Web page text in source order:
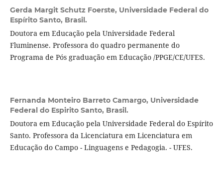
Gerda Margit Schutz Foerste, Universidade Federal do
Espírito Santo, Brasil.
Doutora em Educação pela Universidade Federal
Fluminense. Professora do quadro permanente do
Programa de Pós graduação em Educação /PPGE/CE/UFES.
Fernanda Monteiro Barreto Camargo, Universidade
Federal do Espirito Santo, Brasil.
Doutora em Educação pela Universidade Federal do Espírito
Santo. Professora da Licenciatura em Licenciatura em
Educação do Campo - Linguagens e Pedagogia. - UFES.